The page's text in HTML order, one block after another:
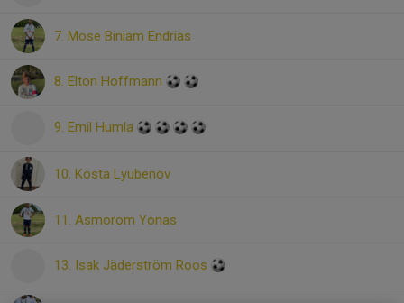
7. Mose Biniam Endrias
8. Elton Hoffmann
9. Emil Humla
10. Kosta Lyubenov
11. Asmorom Yonas
13. Isak Jäderström Roos